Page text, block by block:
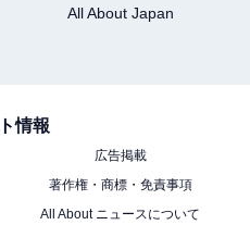
All About Japan
情報
広告掲載
著作権・商標・免責事項
All About ニュースについて